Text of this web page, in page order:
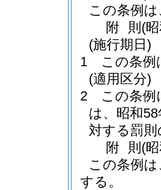
この条例
附 則 (
(施行期日)
1
この条例
(適用区分)
2
この条例
は、昭和
対する罰
附 則 (
この条例
する。